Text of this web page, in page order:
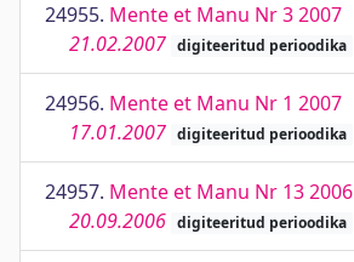
24955. Mente et Manu Nr 3 2007
21.02.2007 digiteeritud perioodika
24956. Mente et Manu Nr 1 2007
17.01.2007 digiteeritud perioodika
24957. Mente et Manu Nr 13 2006
20.09.2006 digiteeritud perioodika